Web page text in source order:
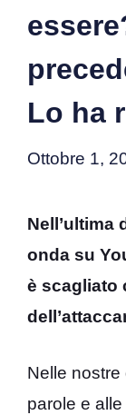
Lo ha
Ottobre 1,
Nell’ultima
onda su
è scagliato
Nelle
parole e